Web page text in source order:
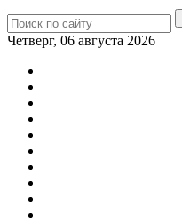
Четверг, 06 августа 2026